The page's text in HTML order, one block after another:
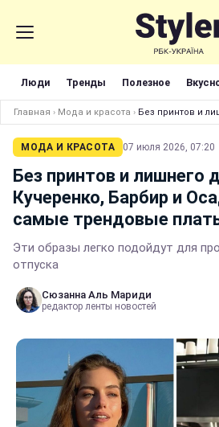
Люди Тренды Полезное
Главная › Мода и красота › Без принтов и
МОДА И КРАСОТА 07 июля 2026, 07:20
Без принтов и лишнего
Кучеренко, Барбир и
самые трендовые
Эти образы легко подойдут для
отпуска
Сюзанна Аль Мариди
редактор ленты новостей